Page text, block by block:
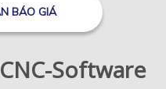
BÁO GIÁ
Software